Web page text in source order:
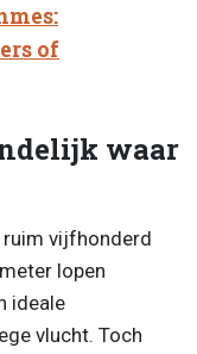
of
waar
ruim vijfhonderd
lopen
ideale
vlucht. Toch